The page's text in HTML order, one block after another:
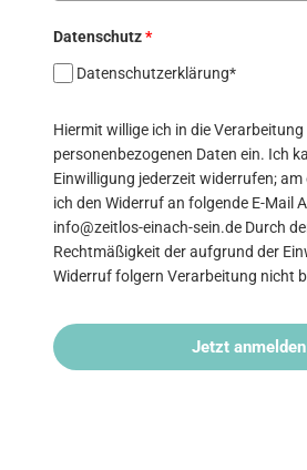
Datenschutz*
Datenschutzerklärung*
Hiermit willige ich in die Verarbeitung
personenbezogenen Daten ein. Ich
Einwilligung jederzeit widerrufen;
ich den Widerruf an folgende E-Mail
info@zeitlos-einach-sein.de Durch
Rechtmäßigkeit der aufgrund der
Widerruf folgern Verarbeitung nicht
Jetzt anmelden